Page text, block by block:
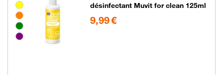
Groupe de couleurs disponibles non sélectionnables
désinfectant Muvit for clean 125ml
9,99 €